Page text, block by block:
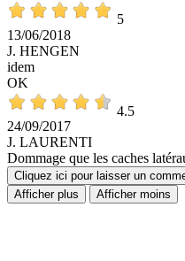
5
13/06/2018
J. HENGEN
idem
OK
4.5
24/09/2017
J. LAURENTI
Dommage que les caches
Cliquez ici pour laisser un
Afficher plus
Afficher moins